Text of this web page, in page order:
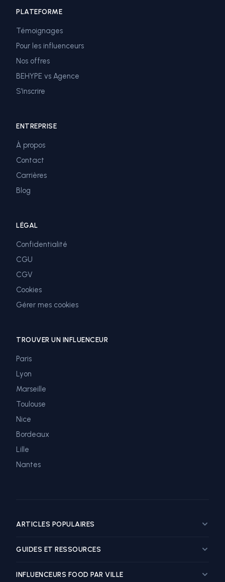
PLATEFORME
Témoignages
Pour les influenceurs
Nos offres
BEHYPE vs Agence
S'inscrire
ENTREPRISE
À propos
Contact
Carrières
Blog
LÉGAL
Confidentialité
CGU
CGV
Cookies
Gérer mes cookies
TROUVER UN INFLUENCEUR
Paris
Lyon
Marseille
Toulouse
Nice
Bordeaux
Lille
Nantes
ARTICLES POPULAIRES
GUIDES ET RESSOURCES
INFLUENCEURS FOOD PAR VILLE